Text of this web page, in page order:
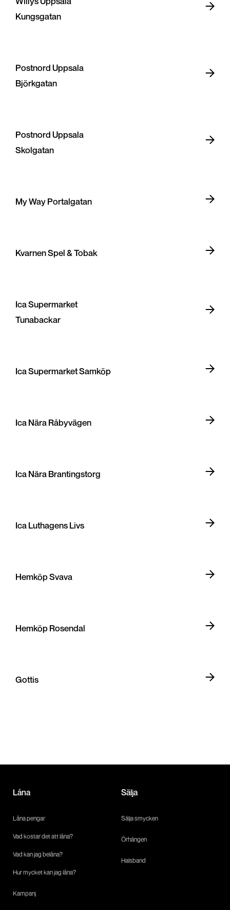
Kungsgatan
Postnord Uppsala
Björkgatan
Postnord Uppsala
Skolgatan
My Way Portalgatan
Kvarnen Spel & Tobak
Ica Supermarket
Tunabackar
Ica Supermarket Samköp
Ica Nära Råbyvägen
Ica Nära Brantingstorg
Ica Luthagens Livs
Hemköp Svava
Hemköp Rosendal
Gottis
Låna
Låna pengar
Vad kostar det att låna?
Vad kan jag belåna?
Hur mycket kan jag låna?
Kampanj
Sälja
Sälja smycken
Örhängen
Halsband